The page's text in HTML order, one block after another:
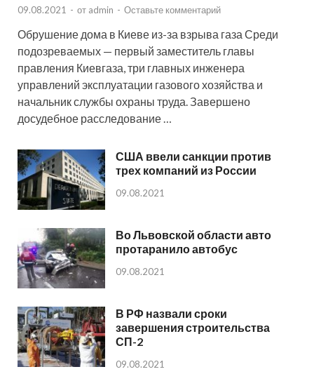
09.08.2021 - от admin - Оставьте комментарий
Обрушение дома в Киеве из-за взрыва газа Среди
подозреваемых — первый заместитель главы
правления Киевгаза, три главных инженера
управлений эксплуатации газового хозяйства и
начальник службы охраны труда. Завершено
досудебное расследование …
США ввели санкции против
трех компаний из России
09.08.2021
Во Львовской области авто
протаранило автобус
09.08.2021
В РФ назвали сроки
завершения строительства
СП-2
09.08.2021